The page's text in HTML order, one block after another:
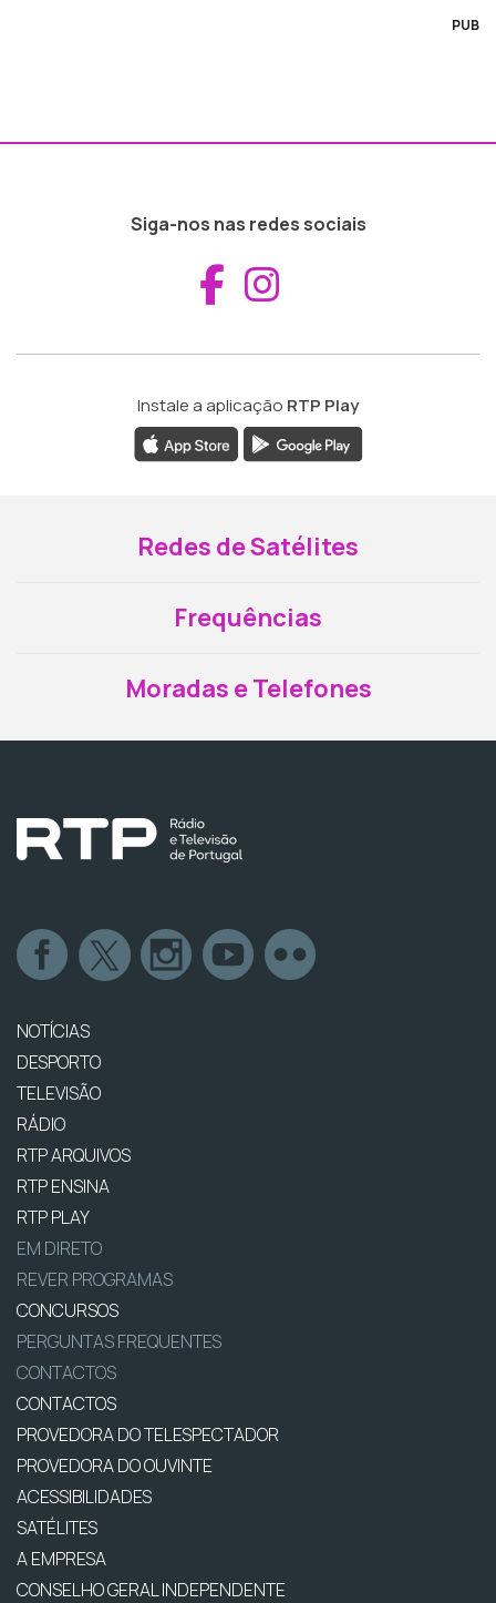
PUB
Siga-nos nas redes sociais
Aceder ao
Instale a aplicação RTP Play
Redes de Satélites
Frequências
Moradas e Telefones
NOTÍCIAS
DESPORTO
TELEVISÃO
RÁDIO
RTP ARQUIVOS
RTP ENSINA
RTP PLAY
EM DIRETO
REVER PROGRAMAS
CONCURSOS
PERGUNTAS FREQUENTES
CONTACTOS
CONTACTOS
PROVEDORA DO TELESPECTADOR
PROVEDORA DO OUVINTE
ACESSIBILIDADES
SATÉLITES
A EMPRESA
CONSELHO GERAL INDEPENDENTE